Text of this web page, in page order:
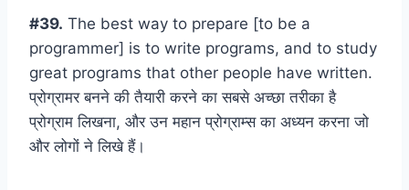
#39. The best way to prepare [to be a
programmer] is to write programs, and to study
great programs that other people have written.
प्रोग्रामर बनने की तैयारी करने का सबसे अच्छा तरीका है
प्रोग्राम लिखना, और उन महान प्रोग्राम्स का अध्यन करना जो
और लोगों ने लिखे हैं।